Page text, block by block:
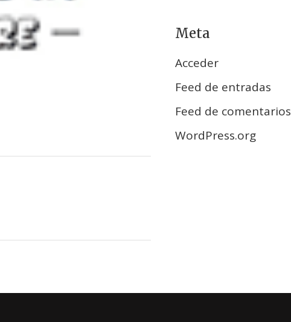
Meta
Acceder
Feed de entradas
Feed de comentarios
WordPress.org